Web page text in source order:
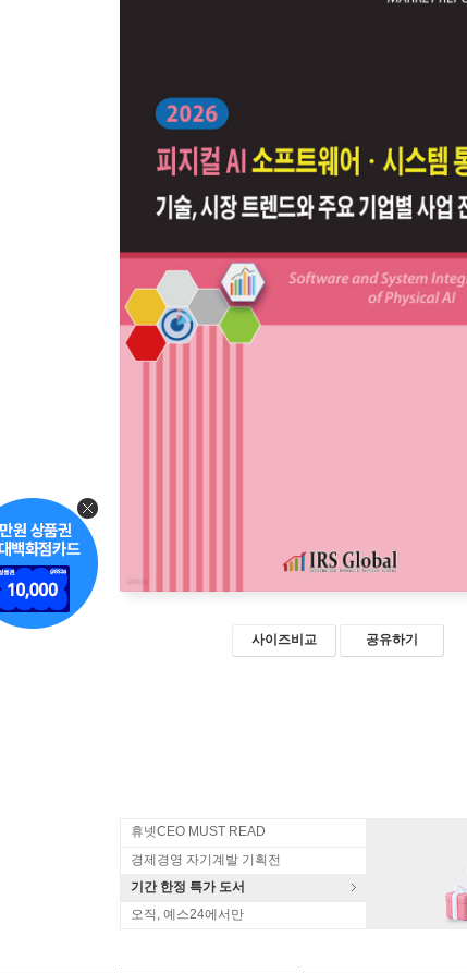
사이즈비교 공유하기
휴넷CEO MUST READ
경제경영 자기계발 기획전
기간 한정 특가 도서
오직, 예스24에서만